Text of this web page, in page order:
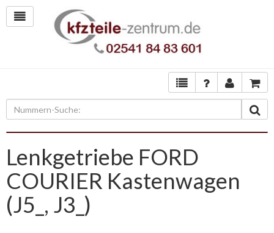
Lenkgetriebe FORD
COURIER Kastenwagen
(J5_, J3_)